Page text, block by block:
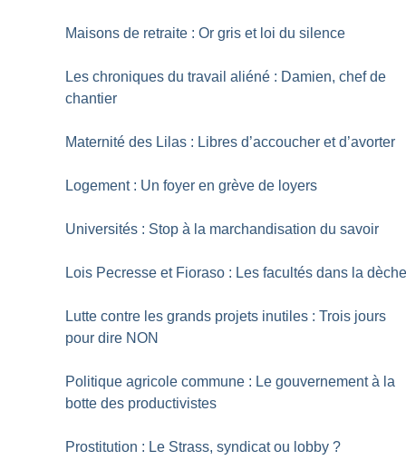
Maisons de retraite : Or gris et loi du silence
Les chroniques du travail aliéné : Damien, chef de
chantier
Maternité des Lilas : Libres d’accoucher et d’avorter
Logement : Un foyer en grève de loyers
Universités : Stop à la marchandisation du savoir
Lois Pecresse et Fioraso : Les facultés dans la
Lutte contre les grands projets inutiles : Trois jours
pour dire NON
Politique agricole commune : Le gouvernement à la
botte des productivistes
Prostitution : Le Strass, syndicat ou lobby ?